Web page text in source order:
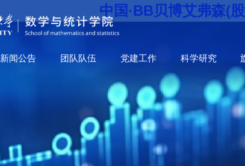
中国·BB贝博艾弗森(
新闻公告 团队队伍 党建工作 科学研究